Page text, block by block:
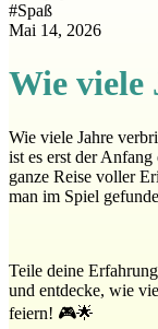
#Spaß
Mai 14, 2026
Wie viele
Wie viele Jahre
ist es erst der
ganze Reise voller
man im Spiel
Teile deine
und entdecke, wie
feiern! 🎮🌟